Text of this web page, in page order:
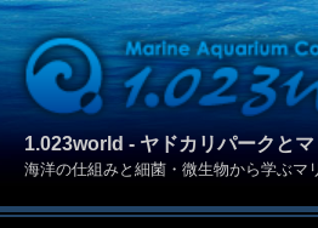
1.023world - ヤドカリパークと
海洋の仕組みと細菌・微生物から学ぶマ